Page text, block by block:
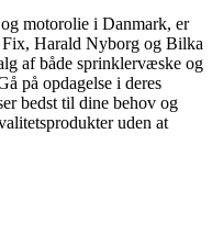
motorolie i Danmark, er
Fix, Harald Nyborg og Bilka
af både sprinklervæske og
på opdagelse i deres
bedst til dine behov og
uden at